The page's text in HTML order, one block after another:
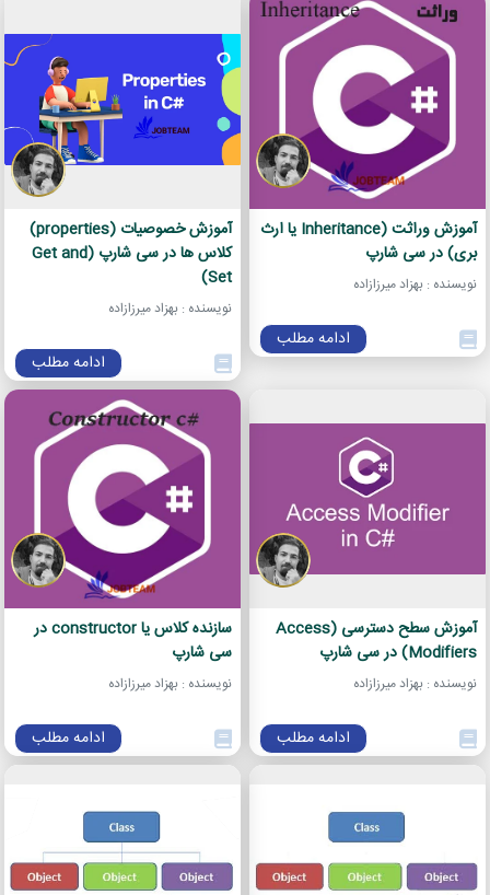
آموزش وراثت (Inheritance یا ارث
بری) در سی شارپ
نویسنده : بهزاد میرزازاده
ادامه مطلب
آموزش خصوصیات (properties)
کلاس ها در سی شارپ (Get and
Set)
نویسنده : بهزاد میرزازاده
ادامه مطلب
آموزش سطح دسترسی (Access
Modifiers) در سی شارپ
نویسنده : بهزاد میرزازاده
ادامه مطلب
سازنده کلاس یا constructor در
سی شارپ
نویسنده : بهزاد میرزازاده
ادامه مطلب